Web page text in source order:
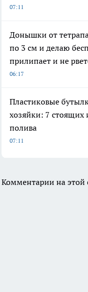
07:11
Донышки от
по 3 см и делаю
прилипает и не
06:17
Пластиковые
хозяйки: 7
полива
07:11
Комментарии на